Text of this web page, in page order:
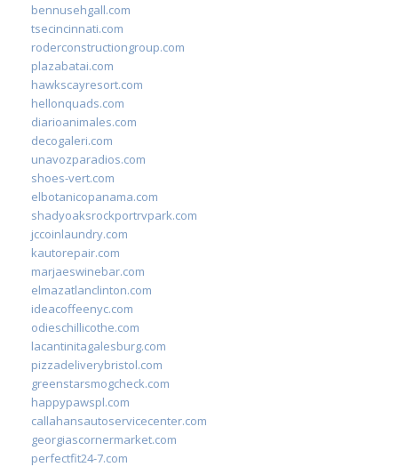
bennusehgall.com
tsecincinnati.com
roderconstructiongroup.com
plazabatai.com
hawkscayresort.com
hellonquads.com
diarioanimales.com
decogaleri.com
unavozparadios.com
shoes-vert.com
elbotanicopanama.com
shadyoaksrockportrvpark.com
jccoinlaundry.com
kautorepair.com
marjaeswinebar.com
elmazatlanclinton.com
ideacoffeenyc.com
odieschillicothe.com
lacantinitagalesburg.com
pizzadeliverybristol.com
greenstarsmogcheck.com
happypawspl.com
callahansautoservicecenter.com
georgiascornermarket.com
perfectfit24-7.com